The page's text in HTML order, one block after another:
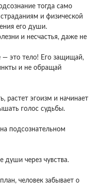
тогда само
и физической
его души.
и несчастья, даже не
— это тело! Его защищай,
и не обращай
растет эгоизм и начинает
голос судьбы.
подсознательном
души через чувства.
человек забывает о